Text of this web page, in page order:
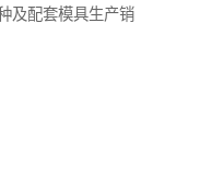
及配套模具生产销